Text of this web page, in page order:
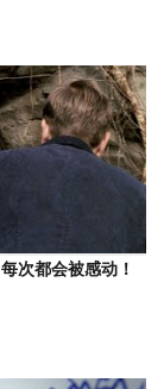
次都会被感动！